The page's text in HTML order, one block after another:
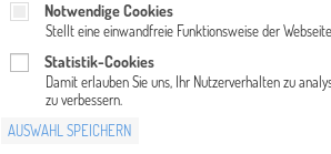
Notwendige Cookies
Stellt eine einwandfreie Funktionsweise der
Statistik-Cookies
Damit erlauben Sie uns, Ihr Nutzerverhalten zu
zu verbessern.
AUSWAHL SPEICHERN